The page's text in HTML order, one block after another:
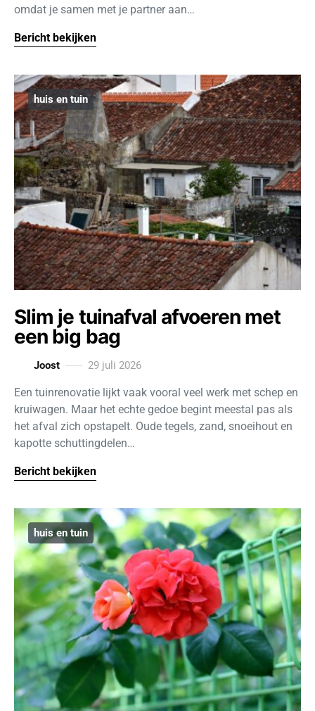
omdat je samen met je partner aan…
Bericht bekijken
huis en tuin
Slim je tuinafval afvoeren met
een big bag
Joost 29 juli 2026
Een tuinrenovatie lijkt vaak vooral veel werk met schep en
kruiwagen. Maar het echte gedoe begint meestal pas als
het afval zich opstapelt. Oude tegels, zand, snoeihout en
kapotte schuttingdelen…
Bericht bekijken
huis en tuin